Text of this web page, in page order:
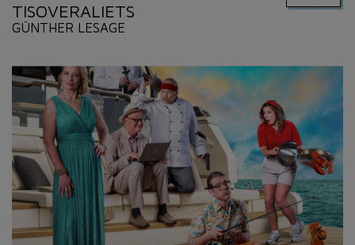
TISOVERALIETS
GÜNTHER LESAGE